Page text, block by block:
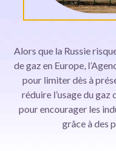
Alors que la Russie
de gaz en Europe,
pour limiter dès à
réduire l’usage du
pour encourager les
grâce à des